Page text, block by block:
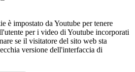
è impostato da Youtube per tenere
per i video di Youtube incorporati
se il visitatore del sito web sta
versione dell'interfaccia di